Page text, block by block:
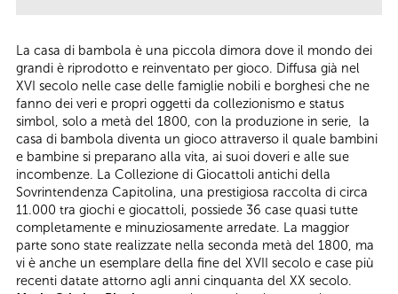
La casa di bambola è una piccola dimora dove il mondo dei
grandi è riprodotto e reinventato per gioco. Diffusa già nel
XVI secolo nelle case delle famiglie nobili e borghesi che ne
fanno dei veri e propri oggetti da collezionismo e status
simbol, solo a metà del 1800, con la produzione in serie, la
casa di bambola diventa un gioco attraverso il quale bambini
e bambine si preparano alla vita, ai suoi doveri e alle sue
incombenze. La Collezione di Giocattoli antichi della
Sovrintendenza Capitolina, una prestigiosa raccolta di circa
11.000 tra giochi e giocattoli, possiede 36 case quasi tutte
completamente e minuziosamente arredate. La maggior
parte sono state realizzate nella seconda metà del 1800, ma
vi è anche un esemplare della fine del XVII secolo e case più
recenti datate attorno agli anni cinquanta del XX secolo.